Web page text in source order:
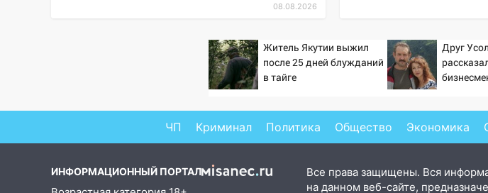
Судьба готовит сюрприз:
гороскоп на 8 августа — кому
повезет с деньгами, а кого
ждет неожиданная встреча
В Ульяновской области
звучат сирены
07.08.2026
08.08.2026
Житель Якутии выжил
после 25 дней блужданий
в тайге
Друг
ЧП Криминал Политика Общество Экономика
ИНФОРМАЦИОННЫЙ ПОРТАЛ
Все права защищены. Вся
на данном веб-сайте,